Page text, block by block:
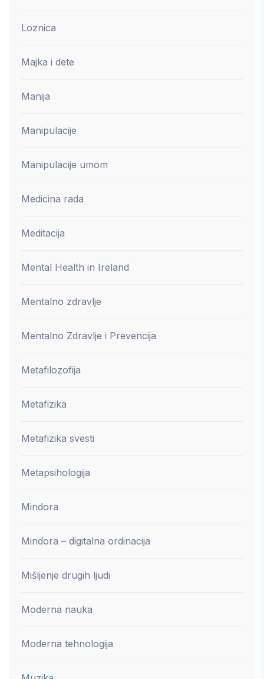
Loznica
Majka i dete
Manija
Manipulacije
Manipulacije umom
Medicina rada
Meditacija
Mental Health in Ireland
Mentalno zdravlje
Mentalno Zdravlje i Prevencija
Metafilozofija
Metafizika
Metafizika svesti
Metapsihologija
Mindora
Mindora – digitalna ordinacija
Mišljenje drugih ljudi
Moderna nauka
Moderna tehnologija